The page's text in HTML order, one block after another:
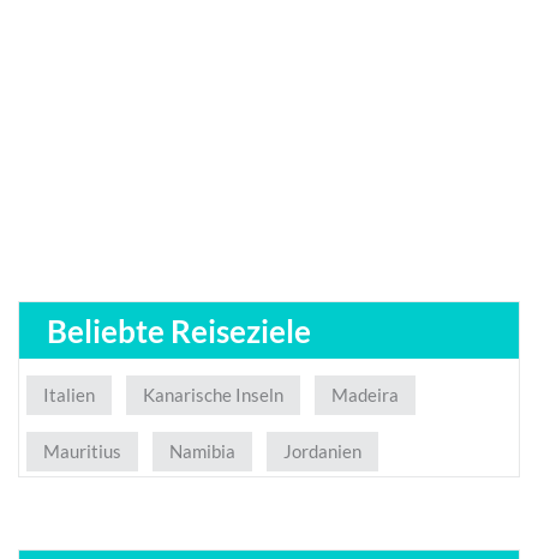
Beliebte Reiseziele
Italien Kanarische Inseln Madeira
Mauritius Namibia Jordanien